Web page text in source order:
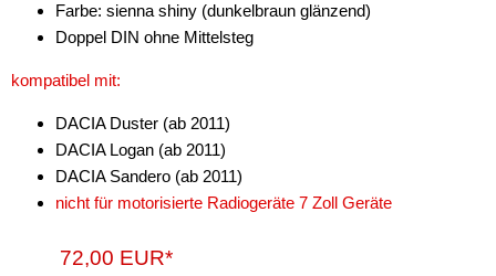
Farbe: sienna shiny (dunkelbraun glänzend)
Doppel DIN ohne Mittelsteg
kompatibel mit:
DACIA Duster (ab 2011)
DACIA Logan (ab 2011)
DACIA Sandero (ab 2011)
nicht für motorisierte Radiogeräte 7 Zoll Geräte
72,00 EUR*